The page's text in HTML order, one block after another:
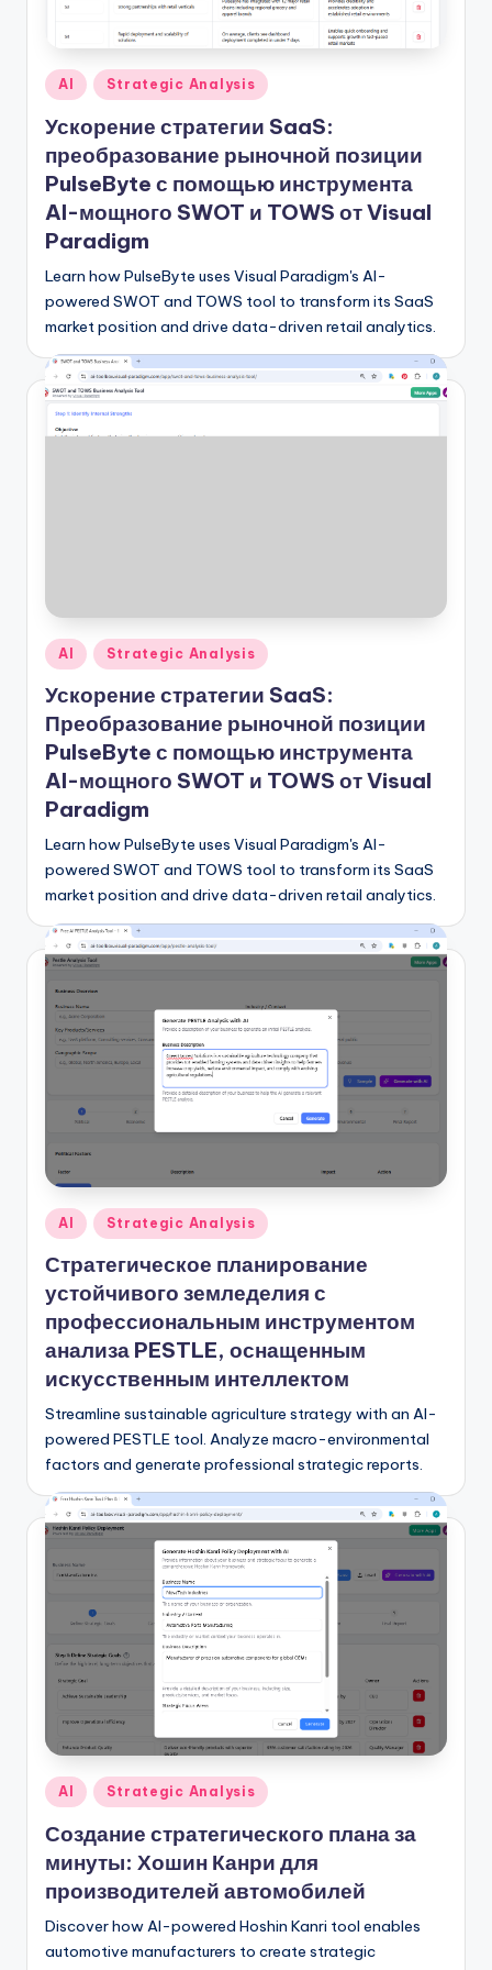
A
n
si
g
h
t
s
&
S
a
r
e
n
d
u
s
t
r
U
s
Опубликовано
AI Strategic Analysis
Ускорение стратегии SaaS:
преобразование рыночной позиции
PulseByte с помощью инструмента
AI-мощного SWOT и TOWS от Visual
Paradigm
Learn how PulseByte uses Visual Paradigm's AI-
powered SWOT and TOWS tool to transform its SaaS
market position and drive data-driven retail analytics.
Опубликовано
AI Strategic Analysis
Ускорение стратегии SaaS:
Преобразование рыночной позиции
PulseByte с помощью инструмента
AI-мощного SWOT и TOWS от Visual
Paradigm
Learn how PulseByte uses Visual Paradigm's AI-
powered SWOT and TOWS tool to transform its SaaS
market position and drive data-driven retail analytics.
Опубликовано
AI Strategic Analysis
Стратегическое планирование
устойчивого земледелия с
профессиональным инструментом
анализа PESTLE, оснащенным
искусственным интеллектом
Streamline sustainable agriculture strategy with an AI-
powered PESTLE tool. Analyze macro-environmental
factors and generate professional strategic reports.
Опубликовано
AI Strategic Analysis
Создание стратегического плана за
минуты: Хошин Канри для
производителей автомобилей
Discover how AI-powered Hoshin Kanri tool enables
automotive manufacturers to create strategic